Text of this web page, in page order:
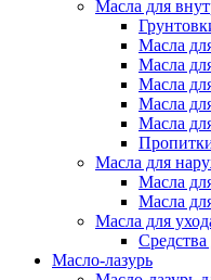
Масла для
Масла
Масла
Масла
Масла
Масла
Масла для
Масла
Масла
Масла для
Средства
Масло-лазурь